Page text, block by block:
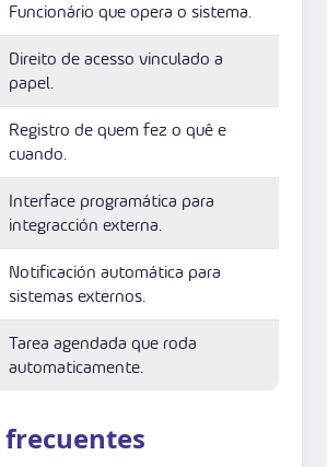
Funcionário que opera o sistema.
Direito de acesso vinculado a
papel.
Registro de quem fez o quê e
cuando.
Interface programática para
integracción externa.
Notificación automática para
sistemas externos.
Tarea agendada que roda
automaticamente.